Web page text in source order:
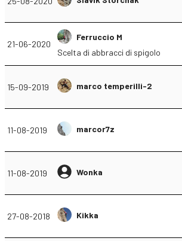
21-06-2020
Ferruccio M
Scelta di abbracci di spigolo
15-09-2019 marco temperilli-2
11-08-2019 marcor7z
11-08-2019 Wonka
27-08-2018 Kikka